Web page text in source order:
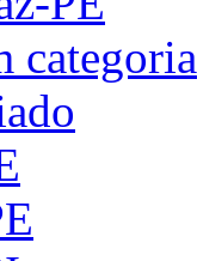
categoria